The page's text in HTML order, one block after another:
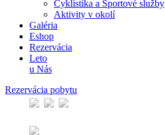
Cyklistika a Športové služby
Aktivity v okolí
Galéria
Eshop
Rezervácia
Leto
u Nás
Rezervácia pobytu